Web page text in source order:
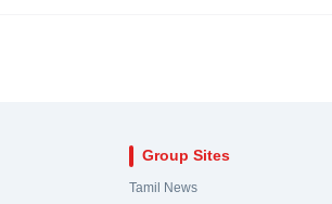
21
Group Sites
Tamil News